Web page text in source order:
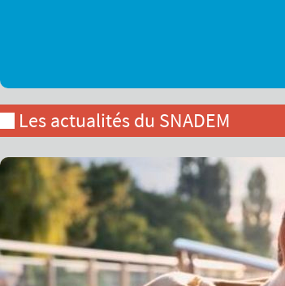
Les actualités du SNADEM